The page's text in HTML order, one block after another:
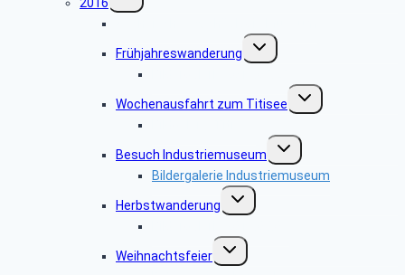
umschalten
Frühjahreswanderung
Untermenü
umschalten
Wochenausfahrt zum Titisee
Untermenü
umschalten
Besuch Industriemuseum
Untermenü
umschalten
Bildergalerie Industriemuseum
Herbstwanderung
Untermenü
umschalten
Weihnachtsfeier
Untermenü
umschalten